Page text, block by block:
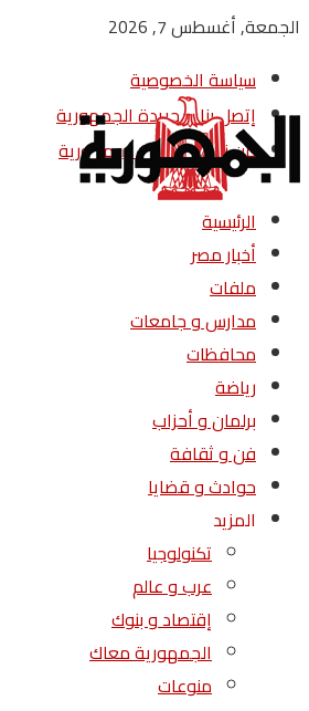
الجمعة, أغسطس 7, 2026
سياسة الخصوصية
إتصل بنا – جريدة الجمهورية
من نحن – جريدة الجمهورية
الرئيسية
أخبار مصر
ملفات
مدارس و جامعات
محافظات
رياضة
برلمان و أحزاب
فن و ثقافة
حوادث و قضايا
المزيد
تكنولوجيا
عرب و عالم
إقتصاد و بنوك
الجمهورية معاك
منوعات